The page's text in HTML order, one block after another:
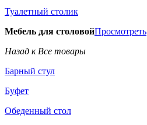
Туалетный столик
Мебель для столовойПросмотреть
Назад к Все товары
Барный стул
Буфет
Обеденный стол